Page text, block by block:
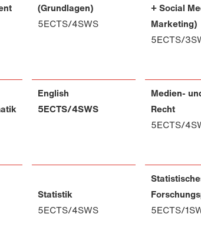
(Grundlagen)
5ECTS/4SWS
+ Social
Marketing)
5ECTS/
English
5ECTS/4SWS
Medien-
Recht
5ECTS/
Statistik
5ECTS/4SWS
5ECTS/